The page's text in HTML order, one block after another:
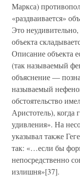
Маркса)
«раздваивается»
Это
объекта
Описание объекта
(так называемый
объяснение —
называемый
обстоятельство
Аристотель), когда
удивления». На
указывал также
так: «…если бы
непосредственно
излишня»[37].